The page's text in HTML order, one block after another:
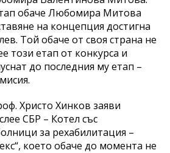
обаче Любомира Митова
на концепция достигна
Той обаче от своя страна не
този етап от конкурса и
до последния му етап –
Христо Хинков заяви
СБР – Котел със
за рехабилитация –
което обаче до момента не